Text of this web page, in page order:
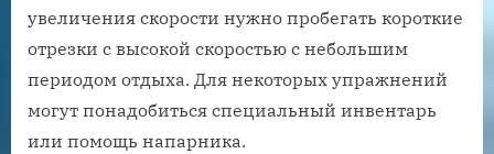
увеличения скорости нужно пробегать короткие
отрезки с высокой скоростью с небольшим
периодом отдыха. Для некоторых упражнений
могут понадобиться специальный инвентарь
или помощь напарника.